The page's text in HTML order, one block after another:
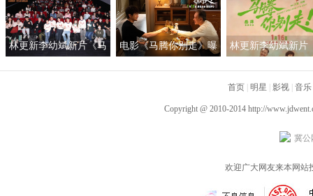
绝版影后阵容癫
约搭子稳稳幸福
林更新李幼斌新片《马
电影《马腾你别走》曝
生“新地图”
林更新李幼斌新片
首页 明星 影视 音乐
Copyright @ 2010-2014 http://
冀公
欢迎广大网友来本网站